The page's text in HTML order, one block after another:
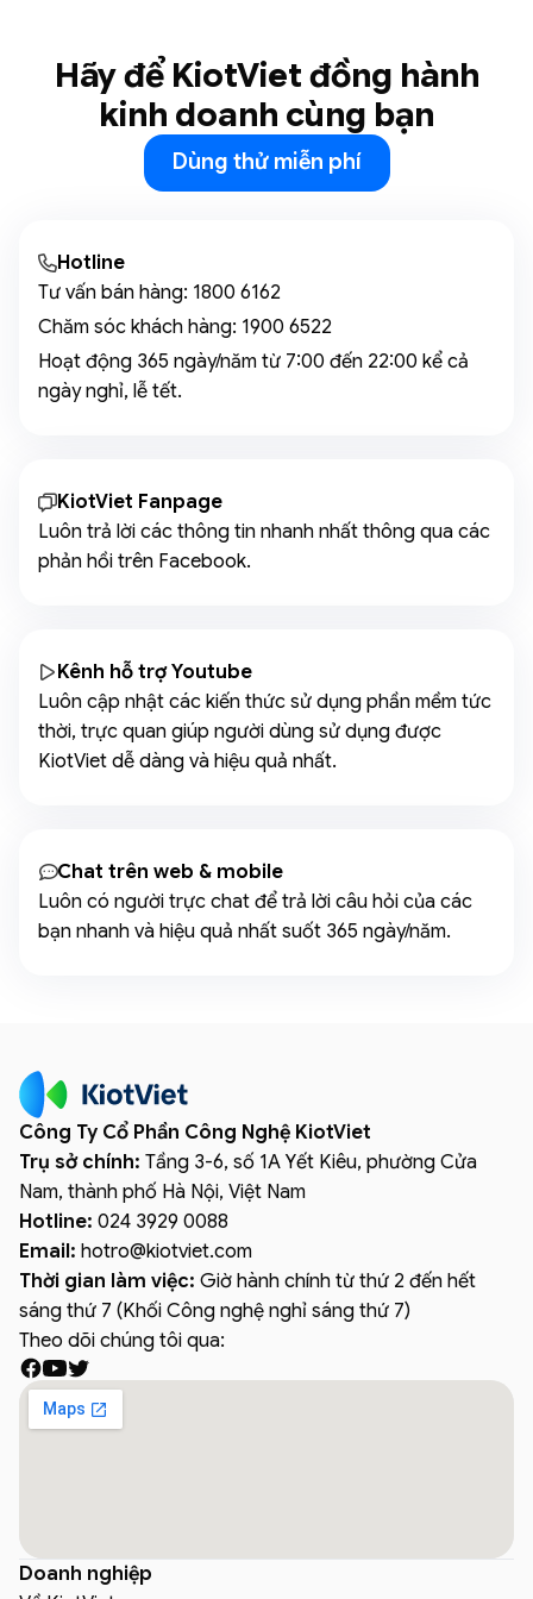
Hãy để KiotViet đồng hành
kinh doanh cùng bạn
Dùng thử miễn phí
Hotline
Tư vấn bán hàng: 1800 6162
Chăm sóc khách hàng: 1900 6522
Hoạt động 365 ngày/năm từ 7:00 đến 22:00 kể cả
ngày nghỉ, lễ tết.
KiotViet Fanpage
Luôn trả lời các thông tin nhanh nhất thông qua các
phản hồi trên Facebook.
Kênh hỗ trợ Youtube
Luôn cập nhật các kiến thức sử dụng phần mềm tức
thời, trực quan giúp người dùng sử dụng được
KiotViet dễ dàng và hiệu quả nhất.
Chat trên web & mobile
Luôn có người trực chat để trả lời câu hỏi của các
bạn nhanh và hiệu quả nhất suốt 365 ngày/năm.
Công Ty Cổ Phần Công Nghệ KiotViet
Trụ sở chính: Tầng 3-6, số 1A Yết Kiêu, phường Cửa
Nam, thành phố Hà Nội, Việt Nam
Hotline: 024 3929 0088
Email: hotro@kiotviet.com
Thời gian làm việc: Giờ hành chính từ thứ 2 đến hết
sáng thứ 7 (Khối Công nghệ nghỉ sáng thứ 7)
Theo dõi chúng tôi qua:
Doanh nghiệp